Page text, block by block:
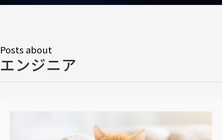
Posts about
エンジニア